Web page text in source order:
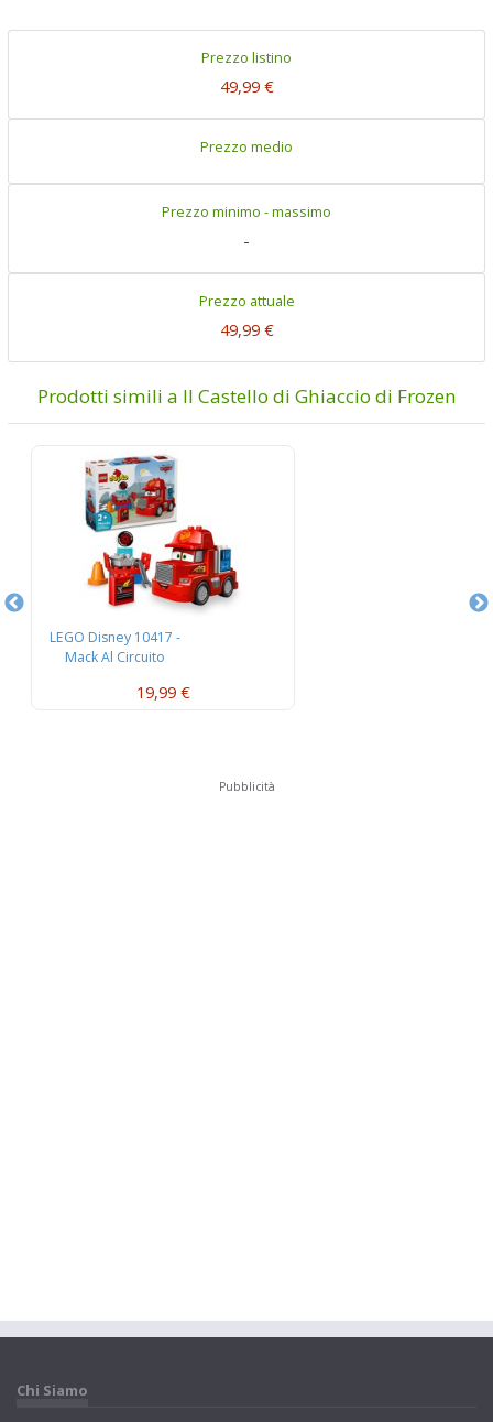
Prezzo listino
49,99 €
Prezzo medio
Prezzo minimo - massimo
-
Prezzo attuale
49,99 €
Prodotti simili a Il Castello di Ghiaccio di Frozen
LEGO Disney 10417 -
Mack Al Circuito
19,99 €
Pubblicità
Chi Siamo